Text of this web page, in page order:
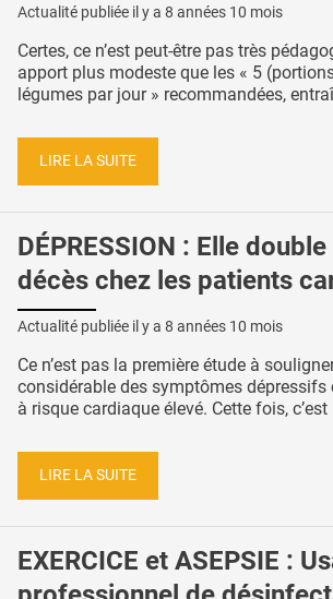
Actualité publiée il y a 8 années 10 mois
Certes, ce n’est peut-être pas très
apport plus modeste que les « 5
légumes par jour » recommandées,
LIRE LA SUITE
DÉPRESSION : Elle
décès chez les patients
Actualité publiée il y a 8 années 10 mois
Ce n’est pas la première étude à
considérable des symptômes dépressifs
à risque cardiaque élevé. Cette fois, c’est
LIRE LA SUITE
EXERCICE et ASEPSIE :